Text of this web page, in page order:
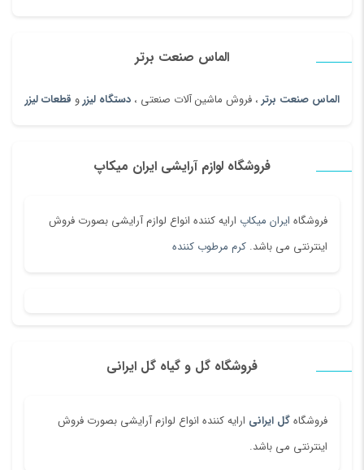
الماس صنعت برتر
الماس صنعت برتر ، فروش ماشین آلات صنعتی ، دستگاه لیزرو قطعات لیزر
فروشگاه لوازم آرایشی ایران میکاپ
فروشگاه ایران میکاپ ارایه کننده انواع لوازم آرایشی بصورت فروش
اینترنتی می باشد. کرم مرطوب کننده
فروشگاه گل و گیاه گل ایرانی
فروشگاهگل ایرانی ارایه کننده انواع لوازم آرایشی بصورت فروش
اینترنتی می باشد.